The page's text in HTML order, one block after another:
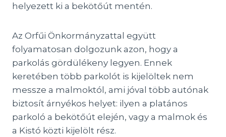
helyezett ki a bekötőút mentén.
​Az Orfűi Önkormányzattal együtt
folyamatosan dolgozunk azon, hogy a
parkolás gördülékeny legyen. Ennek
keretében több parkolót is kijelöltek nem
messze a malmoktól, ami jóval több autónak
biztosít árnyékos helyet: ilyen a platános
parkoló a bekötőút elején, vagy a malmok és
a Kistó közti kijelölt rész.